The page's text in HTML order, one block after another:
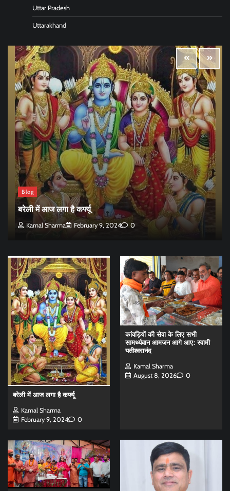
Uttar Pradesh
Uttarakhand
Blog
बरेली में आज लगा है कर्फ्यू
Kamal Sharma February 9, 2024 0
बरेली में आज लगा है कर्फ्यू
Kamal Sharma
February 9, 2024
0
कांवड़ियों की सेवा के लिए सभी
सामर्थ्यवान आमजन आगे आए: स्वामी
यतीश्वरानंद
Kamal Sharma
August 8, 2026
0